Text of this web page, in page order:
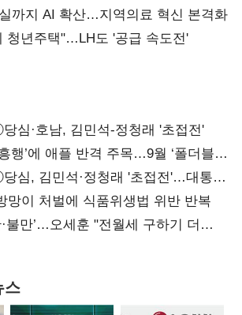
까지 AI 확산…지역의료 혁신 본격화
청년주택"…LH도 '공급 속도전'
심·호남, 김민석-정청래 '초접전'
행’에 애플 반격 주목…9월 ‘폴더블
심, 김민석·정청래 '초접전'…대통령
로'(종합)
이 처벌에 식품위생법 위반 반복
불만’…오세훈 "전월세 구하기 더
스